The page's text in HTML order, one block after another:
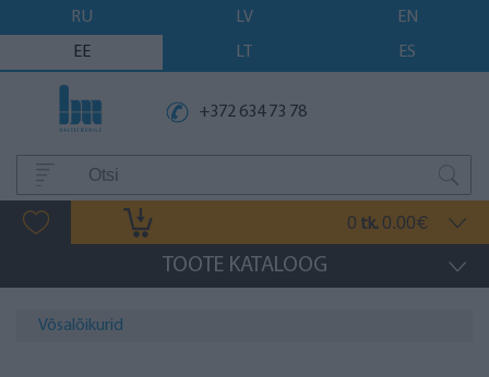
RU LV
EN
EE
LT ES
+372 634 73 78
0 tk. 0.00€
TOOTE KATALOOG
Võsalõikurid